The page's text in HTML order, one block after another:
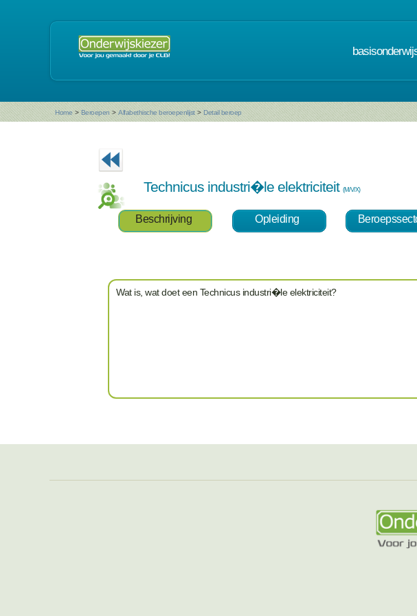
Home > Beroepen > Alfabethische beroepenlijst > Detail beroep
Technicus industri�le elektriciteit (M/V/X)
Beschrijving Opleiding
Wat is, wat doet een Technicus industri�le elektriciteit?